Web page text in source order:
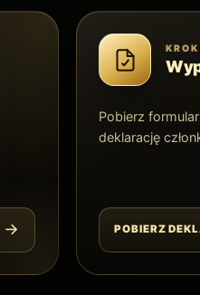
KROK
Pobierz
deklarację
POBIERZ